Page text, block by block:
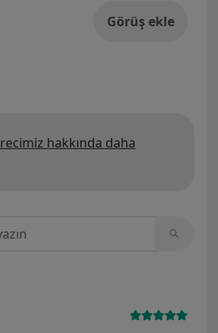
Görüş ekle
hakkında daha